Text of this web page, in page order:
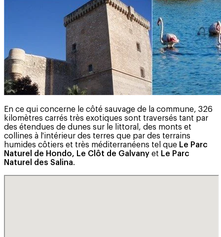
En ce qui concerne le côté sauvage de la commune, 326
kilomètres carrés très exotiques sont traversés tant par
des étendues de dunes sur le littoral, des monts et
collines à l'intérieur des terres que par des terrains
humides côtiers et très méditerranéens tel que Le Parc
Naturel de Hondo, Le Clôt de Galvany et Le Parc
Naturel des Salina.